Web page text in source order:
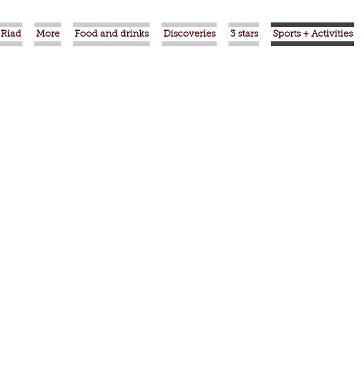
Riad More Food and drinks Discoveries 3 stars Sports + Activities